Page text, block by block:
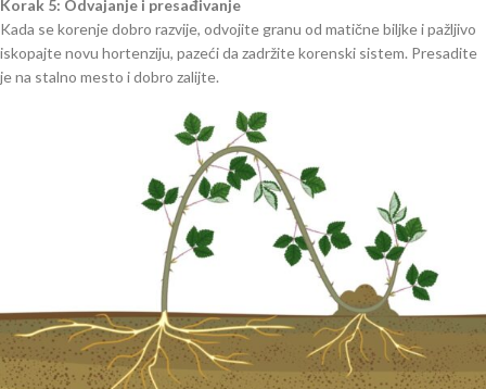
Korak 5: Odvajanje i presađivanje
Kada se korenje dobro razvije, odvojite granu od matične biljke i pažljivo
iskopajte novu hortenziju, pazeći da zadržite korenski sistem. Presadite
je na stalno mesto i dobro zalijte.